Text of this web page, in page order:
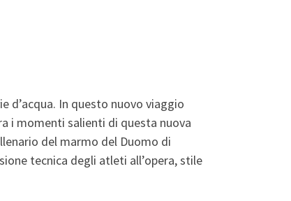
d’acqua. In questo nuovo viaggio
i momenti salienti di questa nuova
del marmo del Duomo di
tecnica degli atleti all’opera, stile